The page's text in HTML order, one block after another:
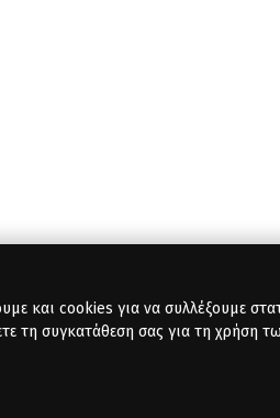
και cookies για να συλλέξουμε
τη συγκατάθεση σας για τη χρήση